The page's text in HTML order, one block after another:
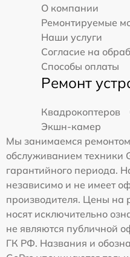
О компании
Ремонтируемые
Наши услуги
Согласие на
Способы оплаты
Ремонт
Квадрокоптеров
Экшн-камер
Мы занимаемся
обслуживанием техники
гарантийного периода.
независимо и не имеет
производителя. Цены на
носят исключительно
не являются публичной
ГК РФ. Названия и